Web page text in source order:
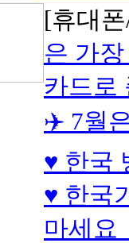
[휴대
은 가
카드로
✈️ 7월
♥ 한국
♥ 한국
마세요